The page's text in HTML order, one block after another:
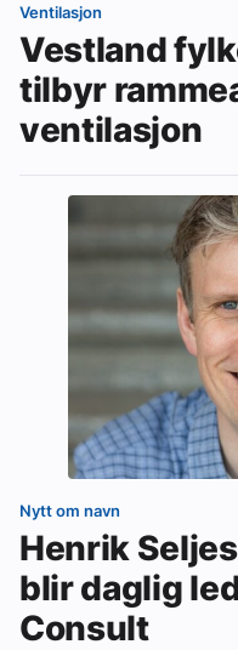
Ventilasjon
Vestland
tilbyr
ventilasjon
Nytt om navn
Henrik
blir daglig
Consult